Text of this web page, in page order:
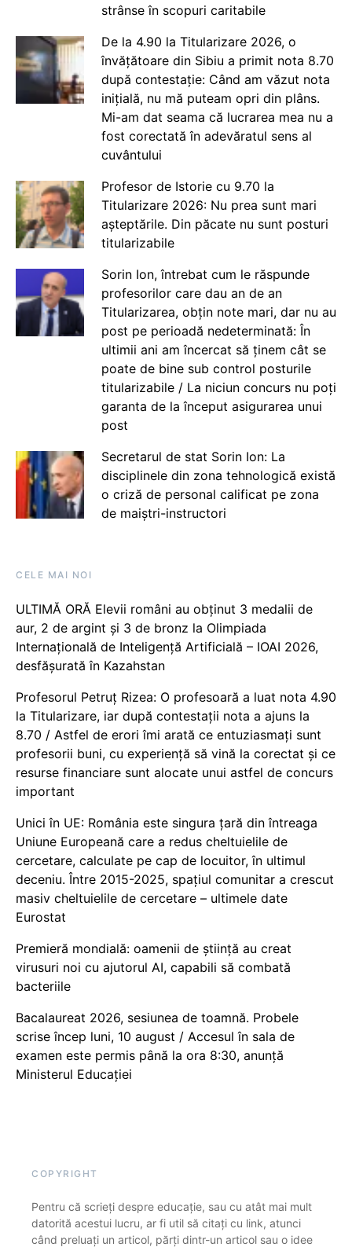
strânse în scopuri caritabile
De la 4.90 la Titularizare 2026, o
învățătoare din Sibiu a primit nota 8.70
după contestație: Când am văzut nota
inițială, nu mă puteam opri din plâns.
Mi-am dat seama că lucrarea mea nu a
fost corectată în adevăratul sens al
cuvântului
Profesor de Istorie cu 9.70 la
Titularizare 2026: Nu prea sunt mari
așteptările. Din păcate nu sunt posturi
titularizabile
Sorin Ion, întrebat cum le răspunde
profesorilor care dau an de an
Titularizarea, obțin note mari, dar nu au
post pe perioadă nedeterminată: În
ultimii ani am încercat să ținem cât se
poate de bine sub control posturile
titularizabile / La niciun concurs nu poți
garanta de la început asigurarea unui
post
Secretarul de stat Sorin Ion: La
disciplinele din zona tehnologică există
o criză de personal calificat pe zona
de maiștri-instructori
CELE MAI NOI
ULTIMĂ ORĂ Elevii români au obținut 3 medalii de
aur, 2 de argint și 3 de bronz la Olimpiada
Internațională de Inteligență Artificială – IOAI 2026,
desfășurată în Kazahstan
Profesorul Petruț Rizea: O profesoară a luat nota 4.90
la Titularizare, iar după contestații nota a ajuns la
8.70 / Astfel de erori îmi arată ce entuziasmați sunt
profesorii buni, cu experiență să vină la corectat și ce
resurse financiare sunt alocate unui astfel de concurs
important
Unici în UE: România este singura țară din întreaga
Uniune Europeană care a redus cheltuielile de
cercetare, calculate pe cap de locuitor, în ultimul
deceniu. Între 2015-2025, spațiul comunitar a crescut
masiv cheltuielile de cercetare – ultimele date
Eurostat
Premieră mondială: oamenii de știință au creat
virusuri noi cu ajutorul AI, capabili să combată
bacteriile
Bacalaureat 2026, sesiunea de toamnă. Probele
scrise încep luni, 10 august / Accesul în sala de
examen este permis până la ora 8:30, anunță
Ministerul Educației
COPYRIGHT
Pentru că scrieți despre educație, sau cu atât mai mult
datorită acestui lucru, ar fi util să citați cu link, atunci
când preluați un articol, părți dintr-un articol sau o idee